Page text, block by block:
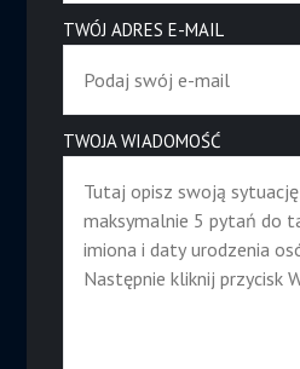
TWÓJ ADRES E-MAIL
TWOJA WIADOMOŚĆ